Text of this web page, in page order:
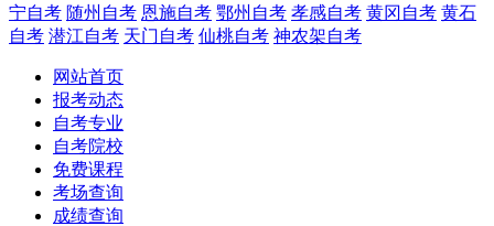
宁自考 随州自考 恩施自考 鄂州自考 孝感自考 黄冈自考 黄石
自考 潜江自考 天门自考 仙桃自考 神农架自考
网站首页
报考动态
自考专业
自考院校
免费课程
考场查询
成绩查询